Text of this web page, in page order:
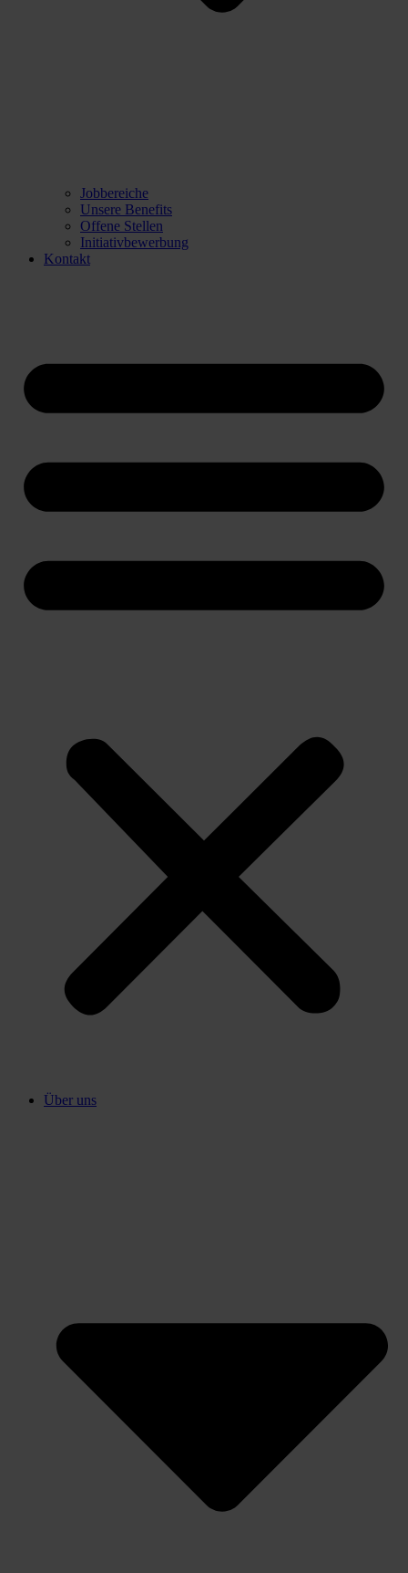
Jobbereiche
Unsere Benefits
Offene Stellen
Initiativbewerbung
Kontakt
Über uns